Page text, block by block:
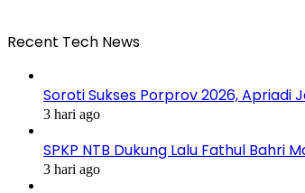
Recent Tech News
Soroti Sukses Porprov 2026, Apriadi
3 hari ago
SPKP NTB Dukung Lalu Fathul Bahri
3 hari ago